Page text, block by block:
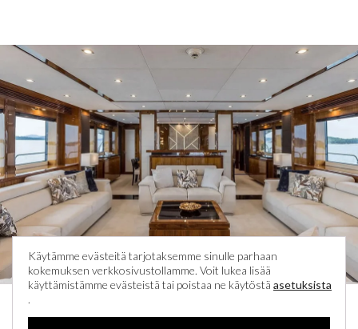
Käytämme evästeitä tarjotaksemme sinulle parhaan
kokemuksen verkkosivustollamme. Voit lukea lisää
käyttämistämme evästeistä tai poistaa ne käytöstä asetuksista
.